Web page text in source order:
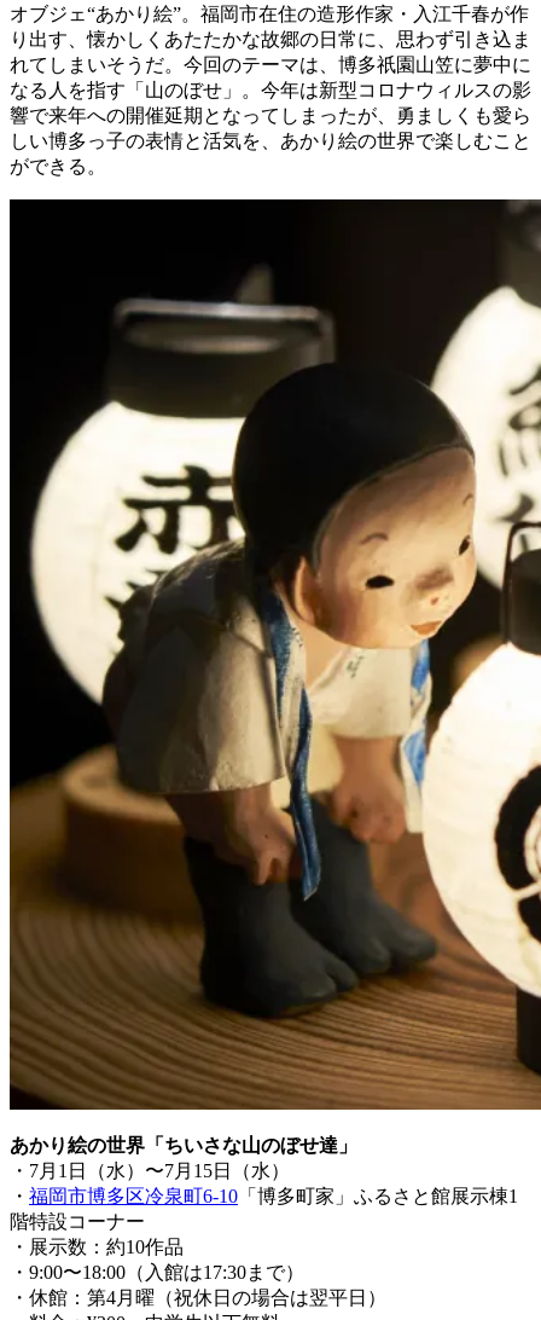
オブジェ“あかり絵”。福岡市在住の造形作家・入江千春が作
り出す、懐かしくあたたかな故郷の日常に、思わず引き込ま
れてしまいそうだ。今回のテーマは、博多祇園山笠に夢中に
なる人を指す「山のぼせ」。今年は新型コロナウィルスの影
響で来年への開催延期となってしまったが、勇ましくも愛ら
しい博多っ子の表情と活気を、あかり絵の世界で楽しむこと
ができる。
あかり絵の世界「ちいさな山のぼせ達」
・7月1日（水）〜7月15日（水）
・ 福岡市博多区冷泉町6-10 「博多町家」ふるさと館展示棟1
階特設コーナー
・展示数：約10作品
・9:00〜18:00（入館は17:30まで）
・休館：第4月曜（祝休日の場合は翌平日）